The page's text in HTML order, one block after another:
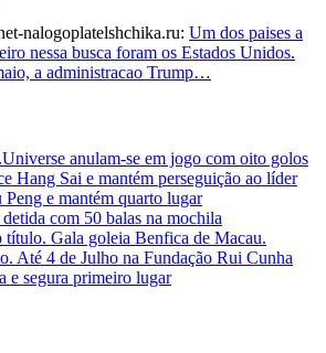
nalogoplatelshchika.ru: Um dos paises a
nessa busca foram os Estados Unidos.
a administracao Trump…
anulam-se em jogo com oito golos
Hang Sai e mantém perseguição ao líder
Peng e mantém quarto lugar
com 50 balas na mochila
título. Gala goleia Benfica de Macau.
Até 4 de Julho na Fundação Rui Cunha
e segura primeiro lugar